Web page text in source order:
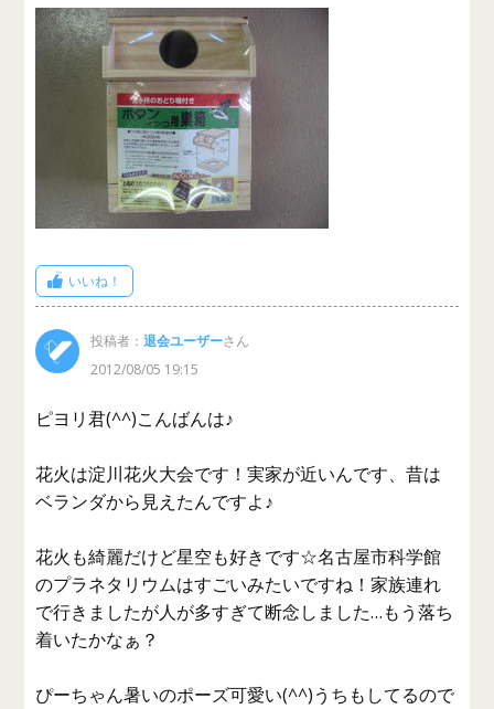
いいね！
投稿者：退会ユーザーさん
2012/08/05 19:15
ピヨリ君(^^)こんばんは♪
花火は淀川花火大会です！実家が近いんです、昔は
ベランダから見えたんですよ♪
花火も綺麗だけど星空も好きです☆名古屋市科学館
のプラネタリウムはすごいみたいですね！家族連れ
で行きましたが人が多すぎて断念しました…もう落ち
着いたかなぁ？
ぴーちゃん暑いのポーズ可愛い(^^)うちもしてるので